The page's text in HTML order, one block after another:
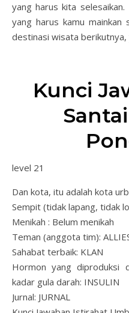
yang harus kita
yang harus kamu mainkan
destinasi wisata berikutnya,
Kunci
level 21
Dan kota, itu adalah kota
Sempit (tidak lapang, tidak
Menikah : Belum menikah
Teman (anggota tim):
Sahabat terbaik: KLAN
Hormon yang diproduksi
kadar gula darah: INSULIN
Jurnal: JURNAL